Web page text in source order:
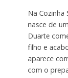
Na
nasce de
Duarte
filho e
aparece
com o